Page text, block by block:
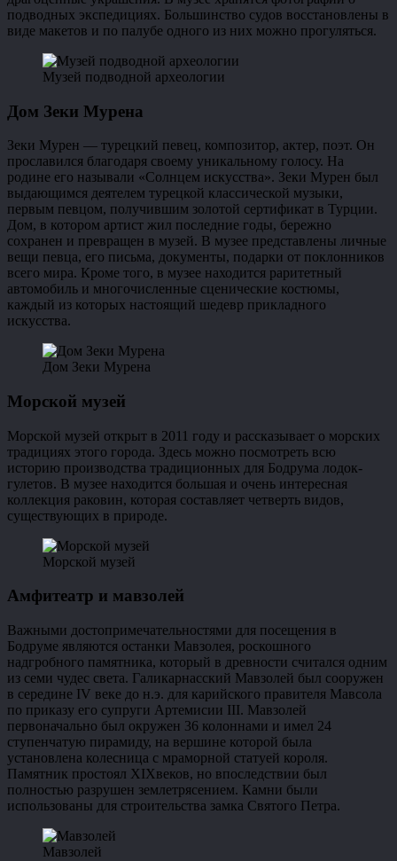
подводных экспедициях. Большинство судов восстановлены в
виде макетов и по палубе одного из них можно прогуляться.
Музей подводной археологии
Дом Зеки Мурена
Зеки Мурен — турецкий певец, композитор, актер, поэт. Он
прославился благодаря своему уникальному голосу. На
родине его называли «Солнцем искусства». Зеки Мурен был
выдающимся деятелем турецкой классической музыки,
первым певцом, получившим золотой сертификат в Турции.
Дом, в котором артист жил последние годы, бережно
сохранен и превращен в музей. В музее представлены личные
вещи певца, его письма, документы, подарки от поклонников
всего мира. Кроме того, в музее находится раритетный
автомобиль и многочисленные сценические костюмы,
каждый из которых настоящий шедевр прикладного
искусства.
Дом Зеки Мурена
Морской музей
Морской музей открыт в 2011 году и рассказывает о морских
традициях этого города. Здесь можно посмотреть всю
историю производства традиционных для Бодрума лодок-
гулетов. В музее находится большая и очень интересная
коллекция раковин, которая составляет четверть видов,
существующих в природе.
Морской музей
Амфитеатр и мавзолей
Важными достопримечательностями для посещения в
Бодруме являются останки Мавзолея, роскошного
надгробного памятника, который в древности считался одним
из семи чудес света. Галикарнасский Мавзолей был сооружен
в середине IV веке до н.э. для карийского правителя Мавсола
по приказу его супруги Артемисии III. Мавзолей
первоначально был окружен 36 колоннами и имел 24
ступенчатую пирамиду, на вершине которой была
установлена колесница с мраморной статуей короля.
Памятник простоял XIXвеков, но впоследствии был
полностью разрушен землетрясением. Камни были
использованы для строительства замка Святого Петра.
Мавзолей